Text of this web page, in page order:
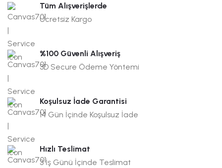
Tüm Alışverişlerde
Ücretsiz Kargo
%100 Güvenli Alışveriş
3D Secure Ödeme Yöntemi
Koşulsuz İade Garantisi
14 Gün İçinde Koşulsuz İade
Hızlı Teslimat
3 İş Günü İçinde Teslimat